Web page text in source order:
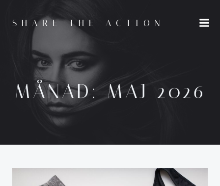
innehåll
SHARE THE ACTION
MÅNAD:MAJ 2026